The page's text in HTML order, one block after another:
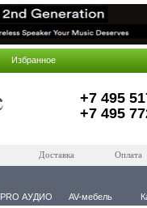
Избранное
+7 495
+7 495
Доставка Оплата
PRO АУДИО AV-мебель